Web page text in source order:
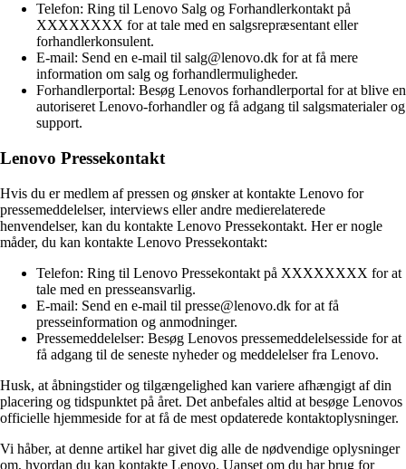
Telefon: Ring til Lenovo Salg og Forhandlerkontakt på
XXXXXXXX for at tale med en salgsrepræsentant eller
forhandlerkonsulent.
E-mail: Send en e-mail til salg@lenovo.dk for at få mere
information om salg og forhandlermuligheder.
Forhandlerportal: Besøg Lenovos forhandlerportal for at blive en
autoriseret Lenovo-forhandler og få adgang til salgsmaterialer og
support.
Lenovo Pressekontakt
Hvis du er medlem af pressen og ønsker at kontakte Lenovo for
pressemeddelelser, interviews eller andre medierelaterede
henvendelser, kan du kontakte Lenovo Pressekontakt. Her er nogle
måder, du kan kontakte Lenovo Pressekontakt:
Telefon: Ring til Lenovo Pressekontakt på XXXXXXXX for at
tale med en presseansvarlig.
E-mail: Send en e-mail til presse@lenovo.dk for at få
presseinformation og anmodninger.
Pressemeddelelser: Besøg Lenovos pressemeddelelsesside for at
få adgang til de seneste nyheder og meddelelser fra Lenovo.
Husk, at åbningstider og tilgængelighed kan variere afhængigt af din
placering og tidspunktet på året. Det anbefales altid at besøge Lenovos
officielle hjemmeside for at få de mest opdaterede kontaktoplysninger.
Vi håber, at denne artikel har givet dig alle de nødvendige oplysninger
om, hvordan du kan kontakte Lenovo. Uanset om du har brug for